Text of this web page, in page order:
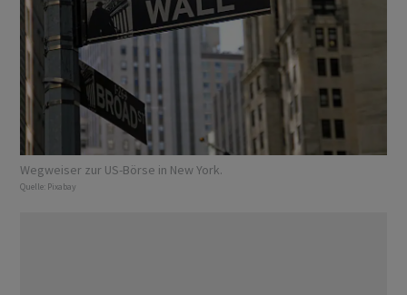
Wegweiser zur US-Börse in New York.
Quelle: Pixabay